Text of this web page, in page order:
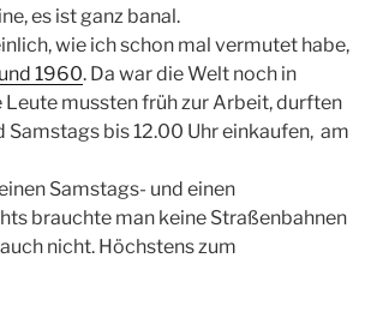
es ist ganz banal.
wie ich schon mal vermutet habe,
1960. Da war die Welt noch in
mussten früh zur Arbeit, durften
Samstags bis 12.00 Uhr einkaufen, am
Samstags- und einen
brauchte man keine Straßenbahnen
nicht. Höchstens zum